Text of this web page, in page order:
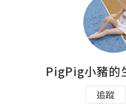
PigPig小豬的
追蹤